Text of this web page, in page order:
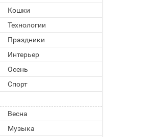
Кошки
Технологии
Праздники
Интерьер
Осень
Спорт
Весна
Музыка